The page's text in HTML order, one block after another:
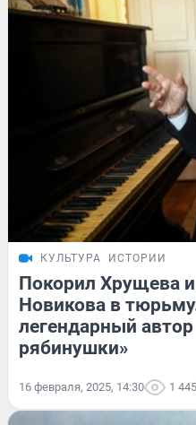
КУЛЬТУРА ИСТОРИИ
Покорил Хрущева
Новикова в
легендарный
рябинушки»
16 февраля, 2025, 14:30 1 445